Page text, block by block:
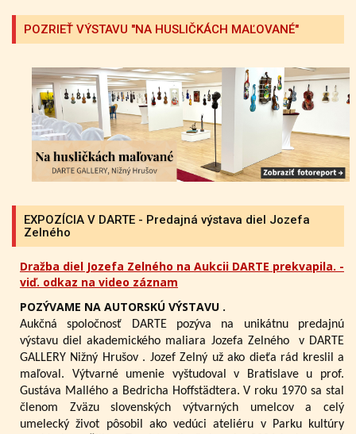
POZRIEŤ VÝSTAVU "NA HUSLIČKÁCH MAĽOVANÉ"
EXPOZÍCIA V DARTE - Predajná výstava diel Jozefa
Zelného
Dražba diel Jozefa Zelného na Aukcii DARTE prekvapila. -
viď. odkaz na video záznam
POZÝVAME NA AUTORSKÚ VÝSTAVU .
Aukčná spoločnosť DARTE pozýva na unikátnu predajnú
výstavu diel akademického maliara Jozefa Zelného
v DARTE
GALLERY Nižný Hrušov . Jozef Zelný už ako dieťa rád kreslil a
maľoval. Výtvarné umenie vyštudoval v Bratislave u prof.
Gustáva Mallého a Bedricha Hoffstädtera. V roku 1970 sa stal
členom Zväzu slovenských výtvarných umelcov a celý
umelecký život pôsobil ako vedúci ateliéru v Parku kultúry